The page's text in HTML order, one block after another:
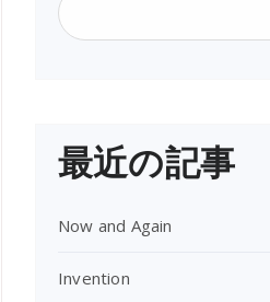
最近の記事
Now and Again
Invention